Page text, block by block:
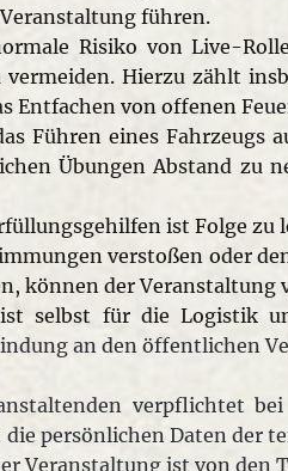
führen.
Risiko von Live-
Hierzu zählt
Entfachen von offenen
Führen eines
Übungen Abstand zu
ist Folge zu
verstoßen oder
können der Veranstaltung
selbst für die Logistik
an den öffentlichen
verpflichtet
persönlichen Daten der
Veranstaltung ist von den